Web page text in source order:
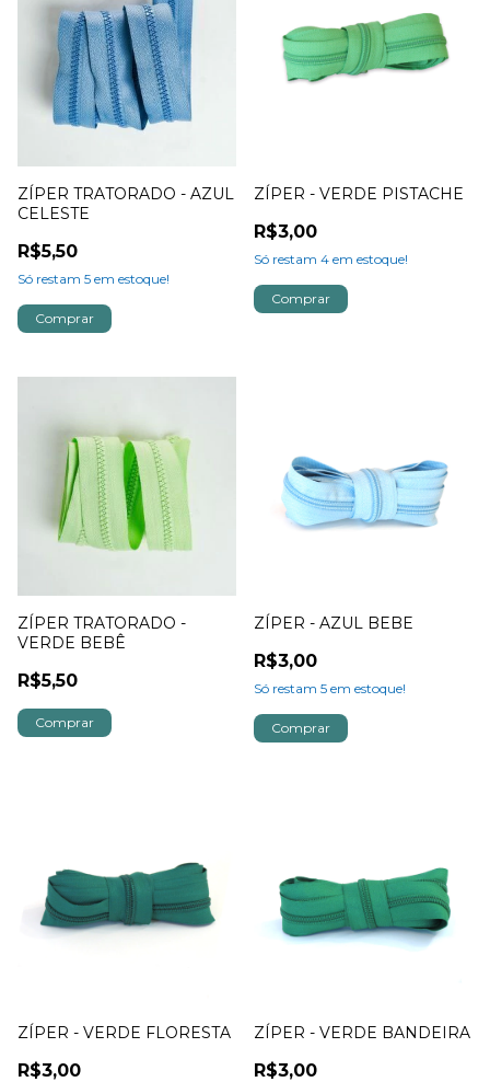
ZÍPER TRATORADO - AZUL
CELESTE
R$5,50
Só restam 5 em estoque!
ZÍPER - VERDE PISTACHE
R$3,00
Só restam 4 em estoque!
ZÍPER TRATORADO -
VERDE BEBÊ
R$5,50
ZÍPER - AZUL BEBE
R$3,00
Só restam 5 em estoque!
ZÍPER - VERDE FLORESTA
R$3,00
ZÍPER - VERDE BANDEIRA
R$3,00